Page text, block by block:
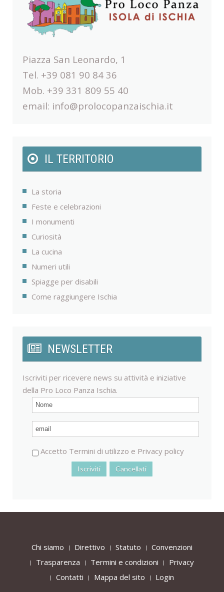
Piazza San Leonardo, 1
Tel. +39 081 90 84 36
Mob. +39 331 809 55 40
email: info@prolocopanzaischia.it
IL TERRITORIO
La storia
Feste e celebrazioni
I monumenti
Curiosità
La cucina
Numeri utili
Spiagge per disabili
Come raggiungere Ischia
NEWSLETTER
Iscriviti per ricevere news su attività e iniziative
della Pro Loco Panza Ischia.
Accetto Termini di utilizzo e Privacy policy
Chi siamo Direttivo Statuto
Convenzioni
Trasparenza
Termini e condizioni
Privacy
Contatti
Mappa del sito Login